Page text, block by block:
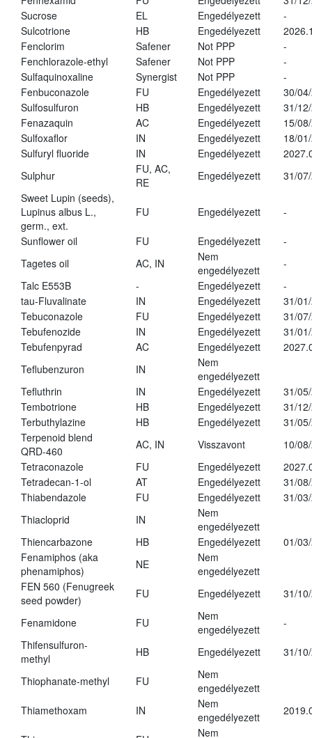
Sucrose
EL Engedélyezett
-
Sulcotrione
HB Engedélyezett
Fenclorim
Safener Not PPP
-
Fenchlorazole-ethyl
Safener Not PPP
-
Sulfaquinoxaline
Synergist Not PPP
-
Fenbuconazole
FU Engedélyezett
30/
Sulfosulfuron
HB Engedélyezett
31/
Fenazaquin
AC Engedélyezett
15/
Sulfoxaflor
IN Engedélyezett
18/
Sulfuryl fluoride
IN Engedélyezett
Sulphur
FU, AC,
RE
Engedélyezett
31/
Sweet Lupin (seeds),
Lupinus albus L.,
germ., ext.
FU Engedélyezett -
Sunflower oil FU Engedélyezett
-
Tagetes oil
AC, IN
Nem
engedélyezett
-
Talc E553B
- Engedélyezett
-
tau-Fluvalinate
IN Engedélyezett
31/
Tebuconazole
FU Engedélyezett
31/
Tebufenozide
IN Engedélyezett
31/
Tebufenpyrad
AC Engedélyezett
Teflubenzuron
IN
Nem
engedélyezett
Tefluthrin
IN Engedélyezett
31/
Tembotrione
HB Engedélyezett
31/
Terbuthylazine
HB Engedélyezett
31/
Terpenoid blend
QRD-460
AC, IN Visszavont
10/
Tetraconazole
FU Engedélyezett
Tetradecan-1-ol
AT Engedélyezett
31/
Thiabendazole
FU Engedélyezett
31/
Thiacloprid
IN
Nem
engedélyezett
Thiencarbazone
HB Engedélyezett
01/
Fenamiphos (aka
phenamiphos)
NE
Nem
engedélyezett
FEN 560 (Fenugreek
seed powder)
FU Engedélyezett 31/
Fenamidone FU
Nem
engedélyezett
-
Thifensulfuron-
methyl
HB Engedélyezett 31/
Thiophanate-methyl FU
Nem
engedélyezett
Thiamethoxam
IN
Nem
engedélyezett
Nem